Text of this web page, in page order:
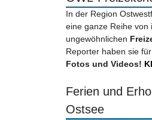
In der Region
eine ganze Reihe von
ungewöhnlichen
Reporter haben sie
Fotos und Videos!
Ferien und
Ostsee